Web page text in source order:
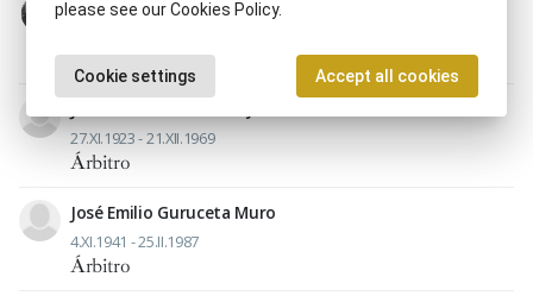
Pedro Escartín Morán
Árbitro
27.XI.1923 - 21.XII.1969
Árbitro
José Emilio Guruceta Muro
4.XI.1941 - 25.II.1987
Árbitro
please see our Cookies Policy.
Cookie settings Accept all cookies